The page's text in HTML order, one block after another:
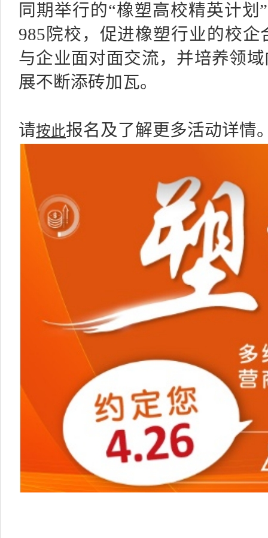
同期举行的“橡塑高校精英计
985院校，促进橡塑行业的校
与企业面对面交流，并培养领
展不断添砖加瓦。
请按此报名及了解更多活动详情